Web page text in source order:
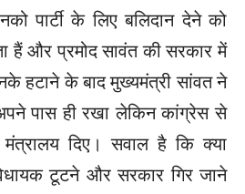
पार्टी के लिए बलिदान देने को
हैं और प्रमोद सावंत की सरकार में
हटाने के बाद मुख्यमंत्री सांवत ने
पास ही रखा लेकिन कांग्रेस से
दिए। सवाल है कि क्या
टूटने और सरकार गिर जाने